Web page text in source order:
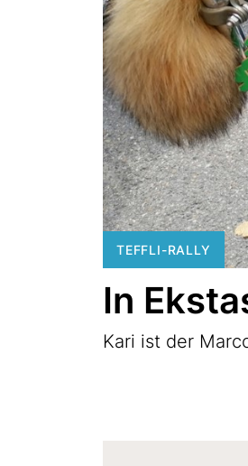
TEFFLI-RALLY
In
Kari ist der